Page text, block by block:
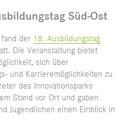
Süd-Ost
der 18. Ausbildungstag
Die Veranstaltung bietet
sich über
und Karrieremöglichkeiten zu
des Innovationsparks
Stand vor Ort und gaben
Jugendlichen einen Einblick in